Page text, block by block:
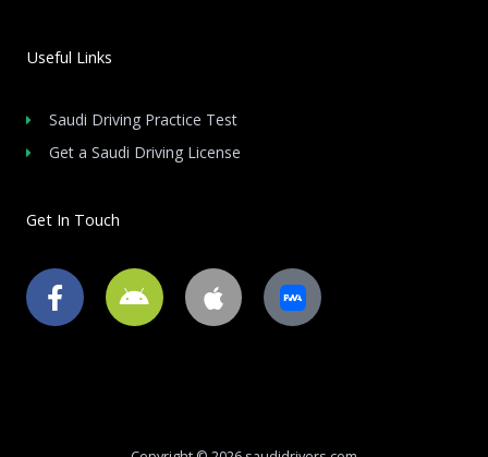
Useful Links
Saudi Driving Practice Test
Get a Saudi Driving License
Get In Touch
F
a
c
A
n
d
A
p
p